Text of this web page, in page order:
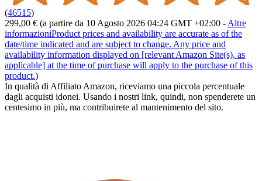
(46515)
299,00 € (a partire da 10 Agosto 2026 04:24 GMT +02:00 - Altre
informazioniProduct prices and availability are accurate as of the
date/time indicated and are subject to change. Any price and
availability information displayed on [relevant Amazon Site(s), as
applicable] at the time of purchase will apply to the purchase of this
product.)
In qualità di Affiliato Amazon, riceviamo una piccola percentuale
dagli acquisti idonei. Usando i nostri link, quindi, non spenderete un
centesimo in più, ma contribuirete al mantenimento del sito.